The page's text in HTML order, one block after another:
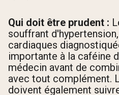
Qui doit être prudent :
souffrant
cardiaques
importante à la caféine
médecin avant de
avec tout complément.
doivent également